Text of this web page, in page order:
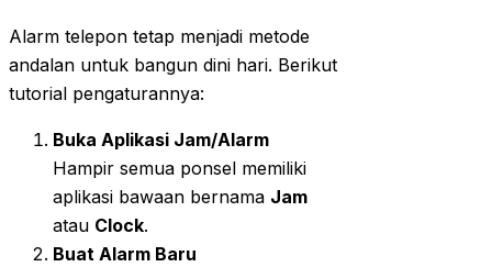
Alarm telepon tetap menjadi metode
andalan untuk bangun dini hari. Berikut
tutorial pengaturannya:
Buka Aplikasi Jam/Alarm
Hampir semua ponsel memiliki
aplikasi bawaan bernama Jam
atau Clock.
Buat Alarm Baru